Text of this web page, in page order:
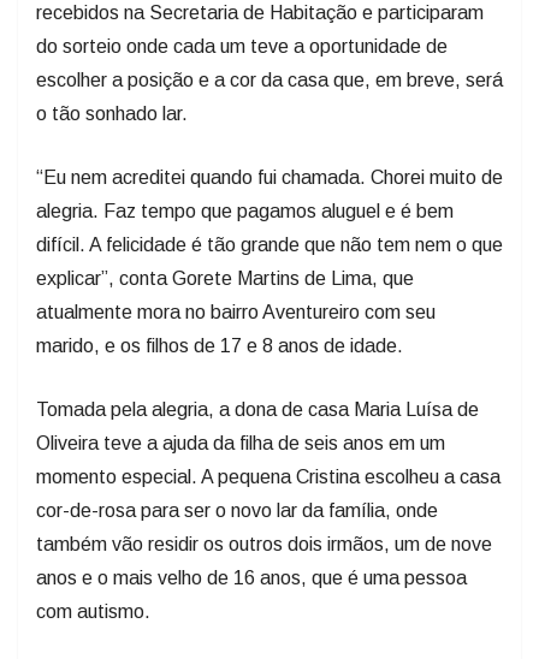
recebidos na Secretaria de Habitação e participaram
do sorteio onde cada um teve a oportunidade de
escolher a posição e a cor da casa que, em breve, será
o tão sonhado lar.
“Eu nem acreditei quando fui chamada. Chorei muito de
alegria. Faz tempo que pagamos aluguel e é bem
difícil. A felicidade é tão grande que não tem nem o que
explicar”, conta Gorete Martins de Lima, que
atualmente mora no bairro Aventureiro com seu
marido, e os filhos de 17 e 8 anos de idade.
Tomada pela alegria, a dona de casa Maria Luísa de
Oliveira teve a ajuda da filha de seis anos em um
momento especial. A pequena Cristina escolheu a casa
cor-de-rosa para ser o novo lar da família, onde
também vão residir os outros dois irmãos, um de nove
anos e o mais velho de 16 anos, que é uma pessoa
com autismo.